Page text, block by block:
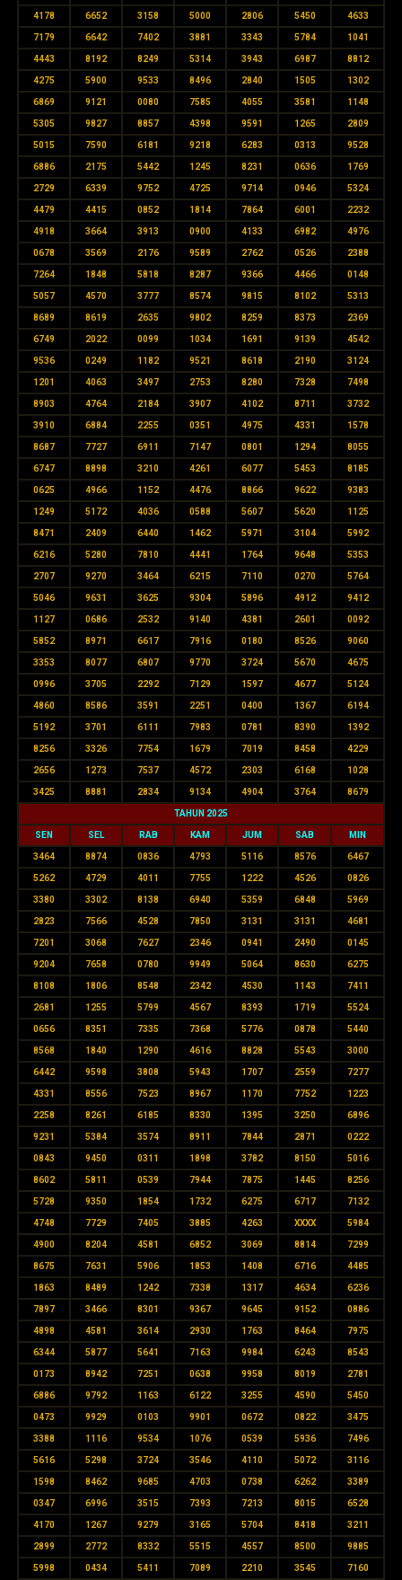
4178 6652 3158 5000 2806 5450 4633
7179 6642 7402 3881 3343 5784 1041
4443 8192 8249 5314 3943 6987 8812
4275 5900 9533 8496 2840 1505 1302
6869 9121 0080 7585 4055 3581 1148
5305 9827 8857 4398 9591 1265 2809
5015 7590 6181 9218 6283 0313 9528
6886 2175 5442 1245 8231 0636 1769
2729 6339 9752 4725 9714 0946 5324
4479 4415 0852 1814 7864 6001 2232
4918 3664 3913 0900 4133 6982 4976
0678 3569 2176 9589 2762 0526 2388
7264 1848 5818 8287 9366 4466 0148
5057 4570 3777 8574 9815 8102 5313
8689 8619 2635 9802 8259 8373 2369
6749 2022 0099 1034 1691 9139 4542
9536 0249 1182 9521 8618 2190 3124
1201 4063 3497 2753 8280 7328 7498
8903 4764 2184 3907 4102 8711 3732
3910 6884 2255 0351 4975 4331 1578
8687 7727 6911 7147 0801 1294 8055
6747 8898 3210 4261 6077 5453 8185
0625 4966 1152 4476 8866 9622 9383
1249 5172 4036 0588 5607 5620 1125
8471 2409 6440 1462 5971 3104 5992
6216 5280 7810 4441 1764 9648 5353
2707 9270 3464 6215 7110 0270 5764
5046 9631 3625 9304 5896 4912 9412
1127 0686 2532 9140 4381 2601 0092
5852 8971 6617 7916 0180 8526 9060
3353 8077 6807 9770 3724 5670 4675
0996 3705 2292 7129 1597 4677 5124
4860 8586 3591 2251 0400 1367 6194
5192 3701 6111 7983 0781 8390 1392
8256 3326 7754 1679 7019 8458 4229
2656 1273 7537 4572 2303 6168 1028
3425 8881 2834 9134 4904 3764 8679
TAHUN 2025
SEN SEL RAB KAM JUM SAB MIN
3464 8874 0836 4793 5116 8576 6467
5262 4729 4011 7755 1222 4526 0826
3380 3302 8138 6940 5359 6848 5969
2823 7566 4528 7850 3131 3131 4681
7201 3068 7627 2346 0941 2490 0145
9204 7658 0780 9949 5064 8630 6275
8108 1806 8548 2342 4530 1143 7411
2681 1255 5799 4567 8393 1719 5524
0656 8351 7335 7368 5776 0878 5440
8568 1840 1290 4616 8828 5543 3000
6442 9598 3808 5943 1707 2559 7277
4331 8556 7523 8967 1170 7752 1223
2258 8261 6185 8330 1395 3250 6896
9231 5384 3574 8911 7844 2871 0222
0843 9450 0311 1898 3782 8150 5016
8602 5811 0539 7944 7875 1445 8256
5728 9350 1854 1732 6275 6717 7132
4748 7729 7405 3885 4263 XXXX 5984
4900 8204 4581 6852 3069 8814 7299
8675 7631 5906 1853 1408 6716 4485
1863 8489 1242 7338 1317 4634 6236
7897 3466 8301 9367 9645 9152 0886
4898 4581 3614 2930 1763 8464 7975
6344 5877 5641 7163 9984 6243 8543
0173 8942 7251 0638 9958 8019 2781
6886 9792 1163 6122 3255 4590 5450
0473 9929 0103 9901 0672 0822 3475
3388 1116 9534 1076 0539 5936 7496
5616 5298 3724 3546 4110 5072 3116
1598 8462 9685 4703 0738 6262 3389
0347 6996 3515 7393 7213 8015 6528
4170 1267 9279 3165 5704 8418 3211
2899 2772 8332 5515 4557 8500 9885
5998 0434 5411 7089 2210 3545 7160